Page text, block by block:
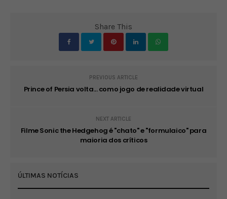
Share This
PREVIOUS ARTICLE
Prince of Persia volta... como jogo de realidade virtual
NEXT ARTICLE
Filme Sonic the Hedgehog é "chato" e "formulaico" para
maioria dos críticos
ÚLTIMAS NOTÍCIAS